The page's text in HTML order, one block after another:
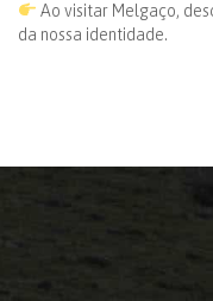
Ao visitar Melgaço,
da nossa identidade.